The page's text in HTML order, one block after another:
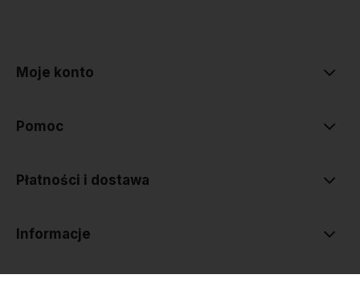
Moje konto
Pomoc
Płatności i dostawa
Informacje